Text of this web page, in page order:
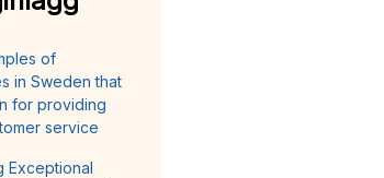
of
in Sweden that
for providing
service
Exceptional